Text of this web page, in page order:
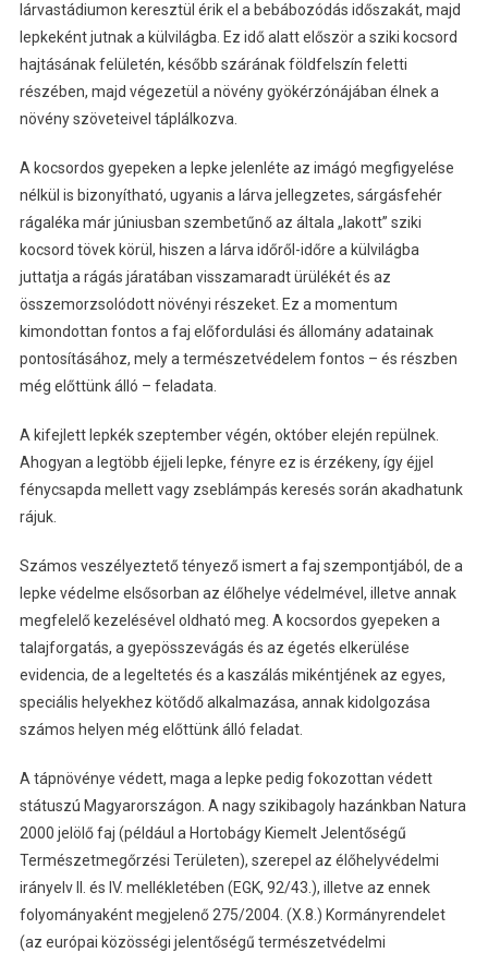
lárvastádiumon keresztül érik el a bebábozódás időszakát, majd
lepkeként jutnak a külvilágba. Ez idő alatt először a sziki kocsord
hajtásának felületén, később szárának földfelszín feletti
részében, majd végezetül a növény gyökérzónájában élnek a
növény szöveteivel táplálkozva.
A kocsordos gyepeken a lepke jelenléte az imágó megfigyelése
nélkül is bizonyítható, ugyanis a lárva jellegzetes, sárgásfehér
rágaléka már júniusban szembetűnő az általa „lakott” sziki
kocsord tövek körül, hiszen a lárva időről-időre a külvilágba
juttatja a rágás járatában visszamaradt ürülékét és az
összemorzsolódott növényi részeket. Ez a momentum
kimondottan fontos a faj előfordulási és állomány adatainak
pontosításához, mely a természetvédelem fontos – és részben
még előttünk álló – feladata.
A kifejlett lepkék szeptember végén, október elején repülnek.
Ahogyan a legtöbb éjjeli lepke, fényre ez is érzékeny, így éjjel
fénycsapda mellett vagy zseblámpás keresés során akadhatunk
rájuk.
Számos veszélyeztető tényező ismert a faj szempontjából, de a
lepke védelme elsősorban az élőhelye védelmével, illetve annak
megfelelő kezelésével oldható meg. A kocsordos gyepeken a
talajforgatás, a gyepösszevágás és az égetés elkerülése
evidencia, de a legeltetés és a kaszálás mikéntjének az egyes,
speciális helyekhez kötődő alkalmazása, annak kidolgozása
számos helyen még előttünk álló feladat.
A tápnövénye védett, maga a lepke pedig fokozottan védett
státuszú Magyarországon. A nagy szikibagoly hazánkban Natura
2000 jelölő faj (például a Hortobágy Kiemelt Jelentőségű
Természetmegőrzési Területen), szerepel az élőhelyvédelmi
irányelv II. és IV. mellékletében (EGK, 92/43.), illetve az ennek
folyományaként megjelenő 275/2004. (X.8.) Kormányrendelet
(az európai közösségi jelentőségű természetvédelmi